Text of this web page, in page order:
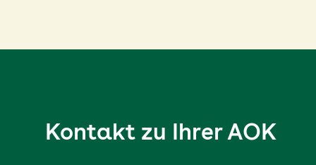
Kontakt zu Ihrer AOK